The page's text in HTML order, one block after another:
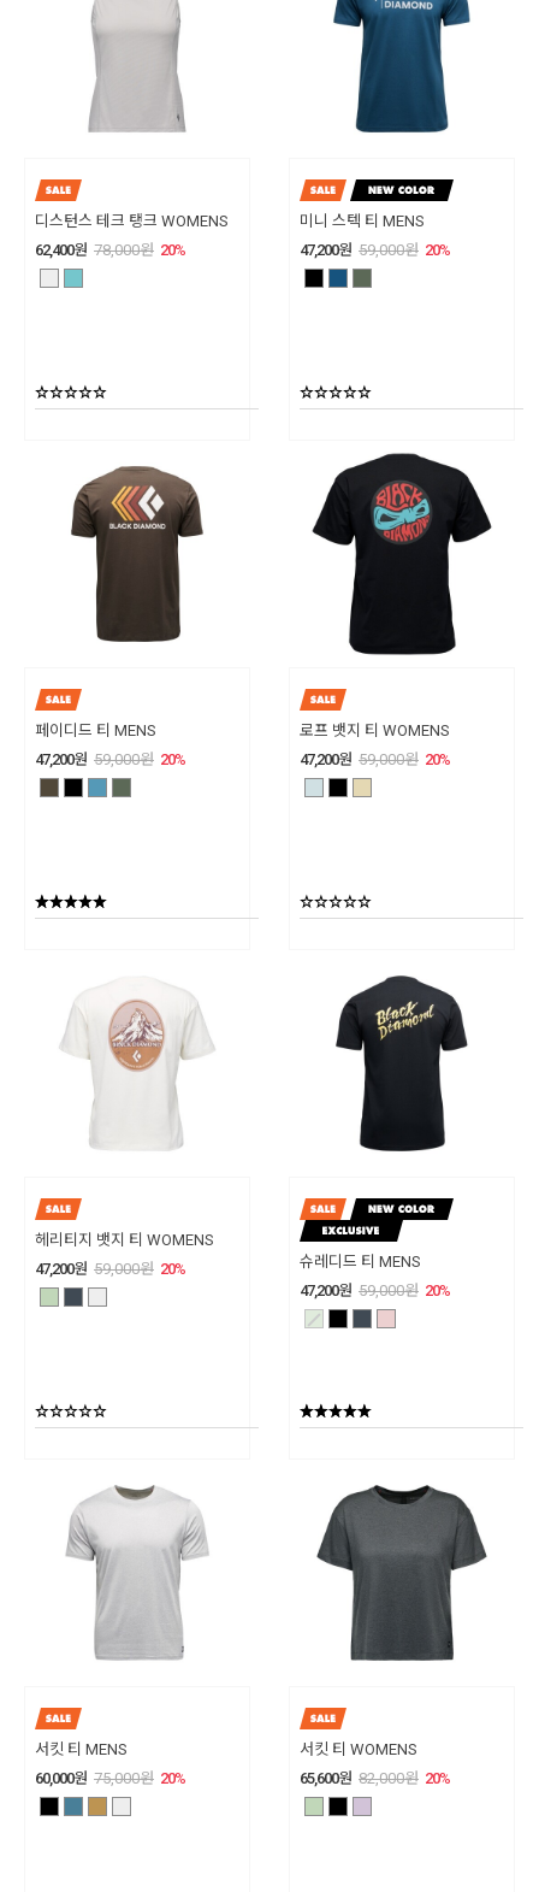
디스턴스 테크 탱크 WOMENS
62,400원 78,000원 20%
미니 스텍 티 MENS
47,200원 59,000원 20%
페이디드 티 MENS
47,200원 59,000원 20%
로프 뱃지 티 WOMENS
47,200원 59,000원 20%
헤리티지 뱃지 티 WOMENS
47,200원 59,000원 20%
슈레디드 티 MENS
47,200원 59,000원 20%
서킷 티 MENS
60,000원 75,000원 20%
서킷 티 WOMENS
65,600원 82,000원 20%